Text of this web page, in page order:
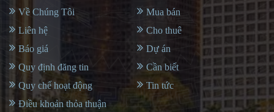
Về Chúng Tôi
Liên hệ
Báo giá
Quy định đăng tin
Quy chế hoạt động
Điều khoản thỏa thuận
Mua bán
Cho thuê
Dự án
Cần biết
Tin tức